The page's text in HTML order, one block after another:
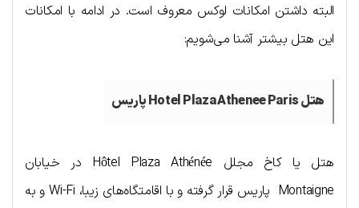
البته داشتن امکانات لوکس معروف است. در ادامه با امکانات
این هتل بیشتر آشنا می‌شویم:
هتل Hotel Plaza Athenee Paris پاریس
هتل یا کاخ مجلل Hôtel Plaza Athénée در خیابان
Montaigne پاریس قرار گرفته و با اقامتگاه‌های زیبا، Wi-Fi و به